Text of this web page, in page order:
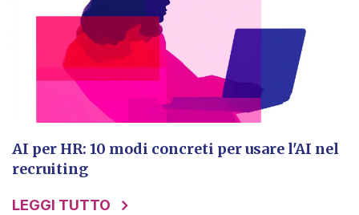
AI per HR: 10 modi concreti per usare l'AI nel
recruiting
LEGGI TUTTO